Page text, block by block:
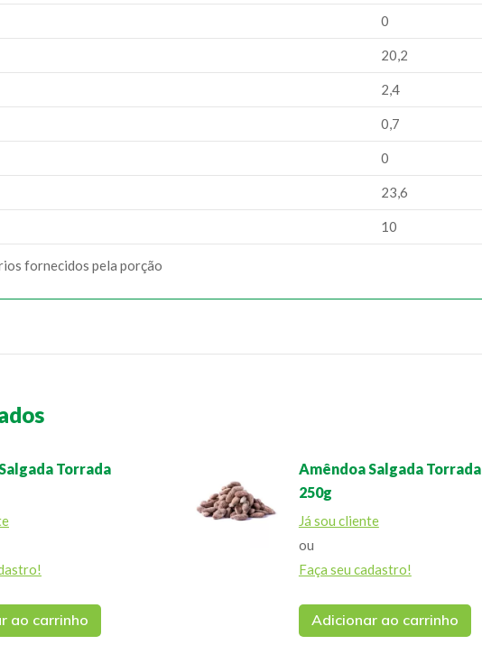
0
20,2
2,4
0,7
0
23,6
10
fornecidos pela porção
Torrada
ao carrinho
Amêndoa Salgada Torrada
250g
Já sou cliente
ou
Faça seu cadastro!
Adicionar ao carrinho